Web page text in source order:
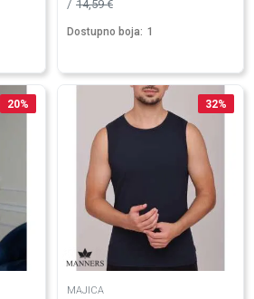
14,59€
Dostupno boja: 1
20% 32%
MAJICA